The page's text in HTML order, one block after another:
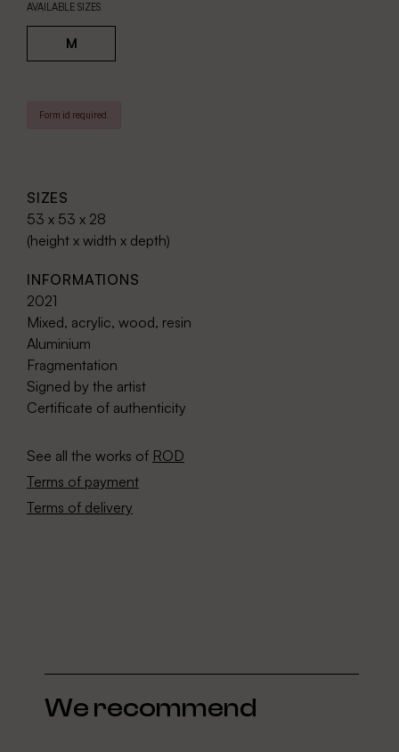
AVAILABLE SIZES
M
Form id required.
SIZES
53 x 53 x 28
(height x width x depth)
INFORMATIONS
2021
Mixed, acrylic, wood, resin
Aluminium
Fragmentation
Signed by the artist
Certificate of authenticity
See all the works of ROD
Terms of payment
Terms of delivery
We recommend